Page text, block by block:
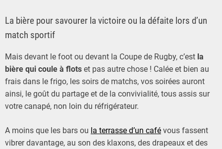
La bière pour savourer la victoire ou la défaite lors d’un
match sportif
Mais devant le foot ou devant la Coupe de Rugby, c’est la
bière qui coule à flots et pas autre chose ! Calée et bien au
frais dans le frigo, les soirs de matchs, vos soirées auront
ainsi, le goût du partage et de la convivialité, tous assis sur
votre canapé, non loin du réfrigérateur.
A moins que les bars ou la terrasse d’un café vous fassent
vibrer davantage, au son des klaxons, des drapeaux et des